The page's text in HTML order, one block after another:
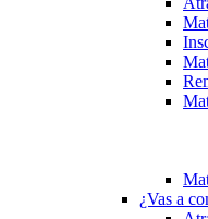
¿Vas a